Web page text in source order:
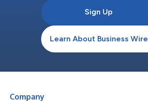
Sign Up
Learn About Business Wire
Company